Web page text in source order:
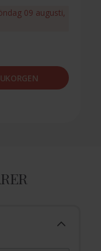
09 augusti,